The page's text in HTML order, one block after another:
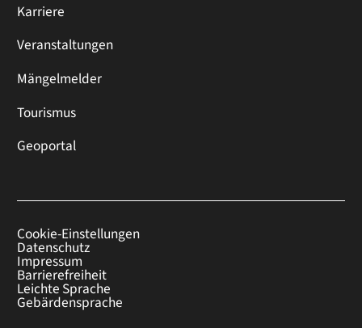
Karriere
Veranstaltungen
Mängelmelder
Tourismus
Geoportal
Cookie-Einstellungen
Datenschutz
Impressum
Barrierefreiheit
Leichte Sprache
Gebärdensprache